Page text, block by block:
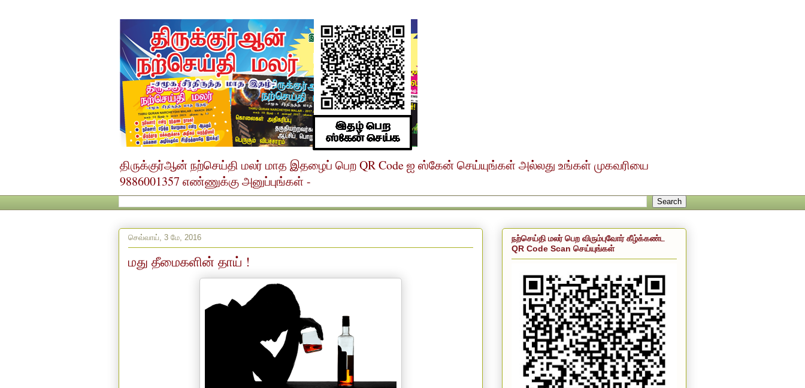
திருக்குர்ஆன் நற்செய்தி மலர் மாத இதழைப் பெற QR Code ஐ ஸ்கேன் செய்யுங்கள் அல்லது உங்கள் முகவரியை
9886001357 எண்ணுக்கு அனுப்புங்கள் -
செவ்வாய், 3 மே, 2016
மது தீமைகளின் தாய் !
நற்செய்தி மலர் பெற விரும்புவோர் கீழ்க்கண்ட
QR Code Scan செய்யுங்கள்